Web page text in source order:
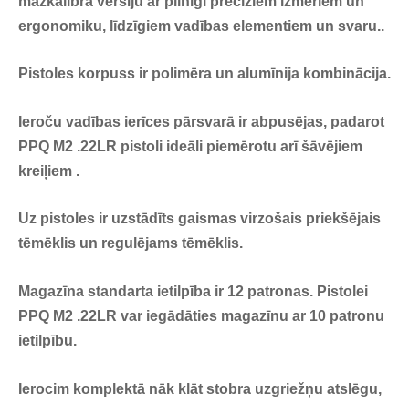
ergonomiku, līdzīgiem vadības elementiem un svaru..
Pistoles korpuss ir polimēra un alumīnija kombinācija.
Ieroču vadības ierīces pārsvarā ir abpusējas, padarot
PPQ M2 .22LR pistoli ideāli piemērotu arī šāvējiem
kreiļiem .
Uz pistoles ir uzstādīts gaismas virzošais priekšējais
tēmēklis un regulējams tēmēklis.
Magazīna standarta ietilpība ir 12 patronas. Pistolei
PPQ M2 .22LR var iegādāties magazīnu ar 10 patronu
ietilpību.
Ierocim komplektā nāk klāt stobra uzgriežņu atslēgu,